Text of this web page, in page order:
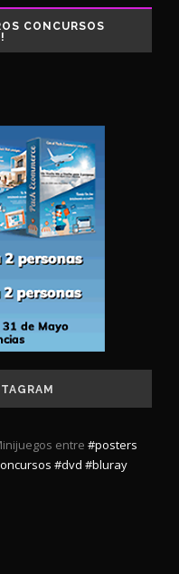
CONCURSOS
entre #posters
#dvd #bluray